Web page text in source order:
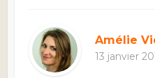
Amélie
13 janvier